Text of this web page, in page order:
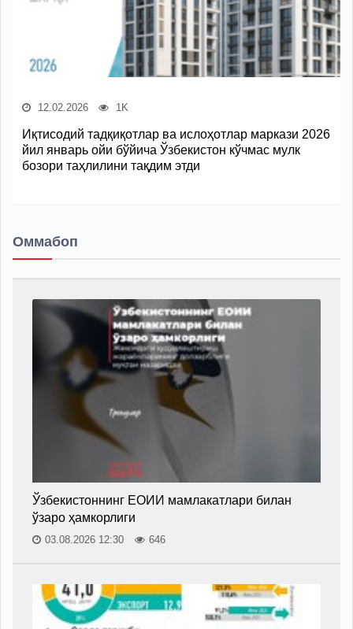
12.02.2026 1K
Иқтисодий тадқиқотлар ва ислоҳотлар маркази 2026
йил январь ойи бўйича Ўзбекистон кўчмас мулк
бозори таҳлилини тақдим этди
Оммабоп
Ўзбекистоннинг ЕОИИ мамлакатлари билан
ўзаро ҳамкорлиги
03.08.2026 12:30 646